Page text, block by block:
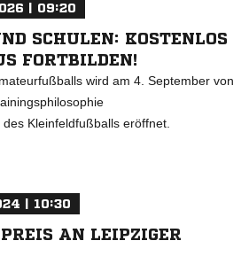
| 09:20
SCHULEN: KOSTENLOS
FORTBILDEN!
wird am 4. September von
Kleinfeldfußballs eröffnet.
| 10:30
AN LEIPZIGER